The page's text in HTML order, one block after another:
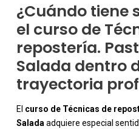
¿Cuándo tiene
el curso de
repostería.
Salada dentro
trayectoria
El curso de Técnicas de
Saladaadquiere especial